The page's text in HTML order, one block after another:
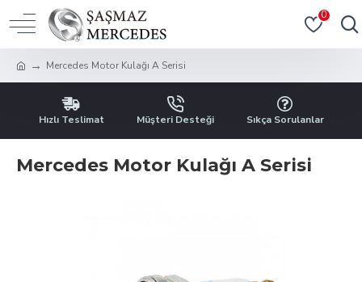
0
Mercedes Motor Kulağı A Serisi
Hızlı Teslimat Müşteri Desteği Sıkça Sorulanlar
Mercedes Motor Kulağı A Serisi